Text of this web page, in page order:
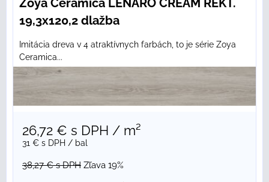
Zoya Ceramica LENARO CREAM REKT.
19,3x120,2 dlažba
Imitácia dreva v 4 atraktívnych farbách, to je série Zoya
Ceramica...
26,72 € s DPH / m²
31 € s DPH / bal
38,27 €s DPH Zľava 19%